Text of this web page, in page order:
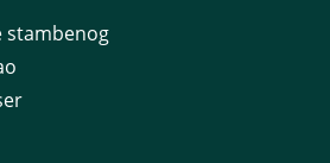
stambenog